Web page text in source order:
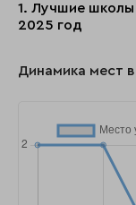
1. Лучшие
2025 год
Динамика мест